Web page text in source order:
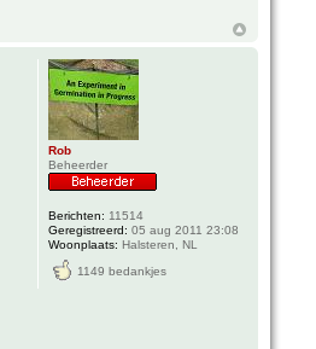
Rob
Beheerder
Berichten: 11514
Geregistreerd: 05 aug 2011 23:08
Woonplaats: Halsteren, NL
1149 bedankjes